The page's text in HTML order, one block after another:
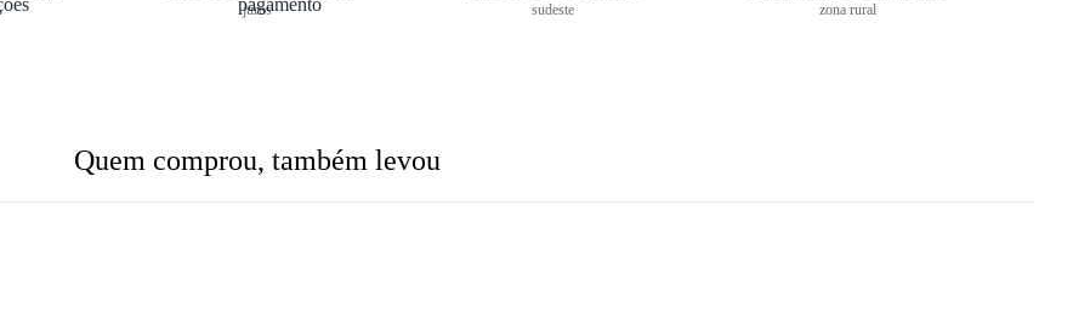
juros
sudeste
zona rural
Quem comprou, também levou